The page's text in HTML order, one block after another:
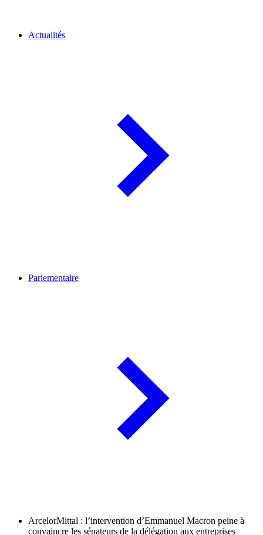
Actualités
Parlementaire
ArcelorMittal : l’intervention d’Emmanuel Macron peine à
convaincre les sénateurs de la délégation aux entreprises